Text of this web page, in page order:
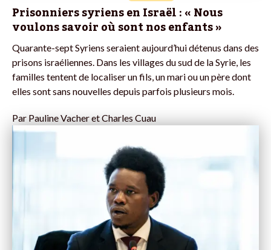
Prisonniers syriens en Israël : « Nous
voulons savoir où sont nos enfants »
Quarante-sept Syriens seraient aujourd’hui détenus dans des
prisons israéliennes. Dans les villages du sud de la Syrie, les
familles tentent de localiser un fils, un mari ou un père dont
elles sont sans nouvelles depuis parfois plusieurs mois.
Par Pauline Vacher et Charles Cuau